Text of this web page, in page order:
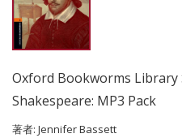
Oxford Bookworms Library
Shakespeare: MP3 Pack
著者: Jennifer Bassett